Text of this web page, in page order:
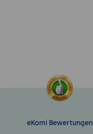
eKomi Bewertungen